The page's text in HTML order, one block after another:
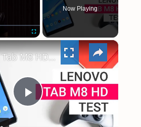
FULLSCREEN
Now Playing
×
PLAY
Lenovo Tab M8 HD Test: Sehr lange Akkulaufzeit | Deutsch